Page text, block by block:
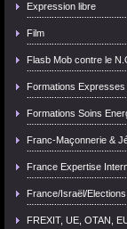
Expression libre
Film
Flasb Mob contre le
Formations Expresses
Formations Soins
Franc-Maçonnerie &
France Expertise
France/Israël/Elections
FREXIT, UE, OTAN,